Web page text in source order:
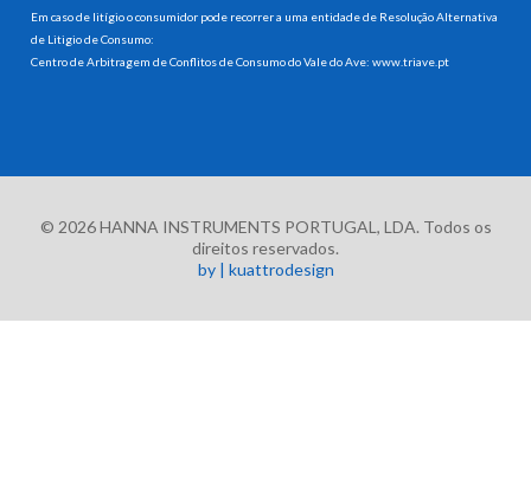
Em caso de litígio o consumidor pode recorrer a uma entidade de Resolução Alternativa
de Litigio de Consumo:
Centro de Arbitragem de Conflitos de Consumo do Vale do Ave:www.triave.pt
© 2026 HANNA INSTRUMENTS PORTUGAL, LDA. Todos os
direitos reservados.
by | kuattrodesign